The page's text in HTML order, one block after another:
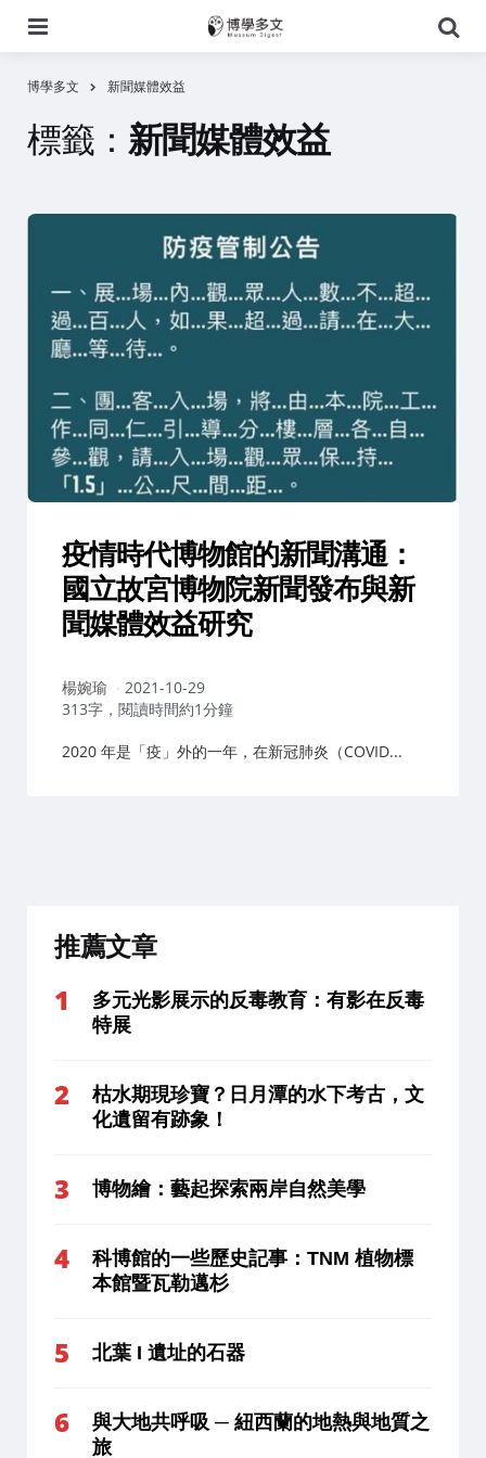
尋
博學多文 新聞媒體效益
標籤： 新聞媒體效益
疫情時代博物館的新聞溝通：
國立故宮博物院新聞發布與新
聞媒體效益研究
作
者：
楊婉瑜
2021-10-29
313字，閱讀時間約1分鐘
2020 年是「疫」外的一年，在新冠肺炎（COVID...
推薦文章
多元光影展示的反毒教育：有影在反毒
特展
枯水期現珍寶？日月潭的水下考古，文
化遺留有跡象！
博物繪：藝起探索兩岸自然美學
科博館的一些歷史記事：TNM 植物標
本館暨瓦勒邁杉
北葉 I 遺址的石器
與大地共呼吸 ─ 紐西蘭的地熱與地質之
旅